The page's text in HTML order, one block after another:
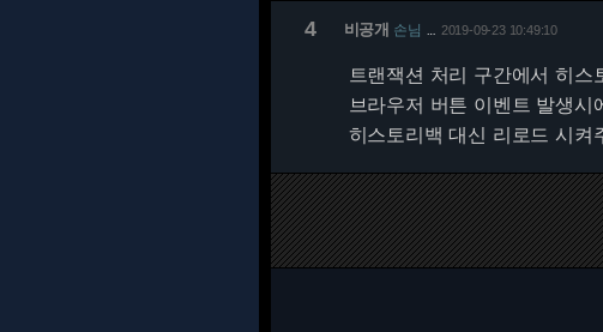
4 비공개 손님 2019-09-23 10:49:10
트랜잭션 처리 구간에서 히스
브라우저 버튼 이벤트 발생시
히스토리백 대신 리로드 시켜